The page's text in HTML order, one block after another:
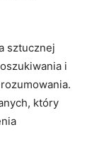
sztucznej
i
który